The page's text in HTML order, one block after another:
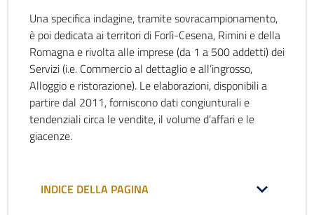
Una specifica indagine, tramite sovracampionamento,
è poi dedicata ai territori di Forlì-Cesena, Rimini e della
Romagna e rivolta alle imprese (da 1 a 500 addetti) dei
Servizi (i.e. Commercio al dettaglio e all’ingrosso,
Alloggio e ristorazione). Le elaborazioni, disponibili a
partire dal 2011, forniscono dati congiunturali e
tendenziali circa le vendite, il volume d’affari e le
giacenze.
INDICE DELLA PAGINA